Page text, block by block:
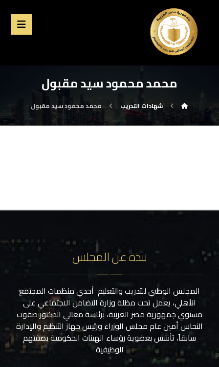
محمد محمود سيد مقبول
شهادات التدريب محمد محمود سيد مقبول
نبذة عن المجلس
المجلس الوطني للتدريب والتعليم أحدي منظمات المجتمع
الأهلي، يعمل تحت مظلة وزارة التضامن الاجتماعي على
مستوي جمهورية مصر العربية، برئاسة معالي الدكتور صفوت
النحاس أمين عام مجلس الوزراء ورئيس جهاز التنظيم والإدارة
سابقاً، تأسس بعضوية رؤساء الهيئات الحكومية بصفتهم
الوظيفية